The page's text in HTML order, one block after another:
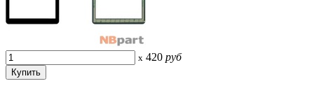
x 420 руб